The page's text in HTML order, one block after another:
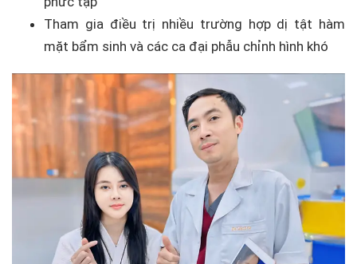
Tham gia điều trị nhiều trường hợp dị tật hàm
mặt bẩm sinh và các ca đại phẫu chỉnh hình khó